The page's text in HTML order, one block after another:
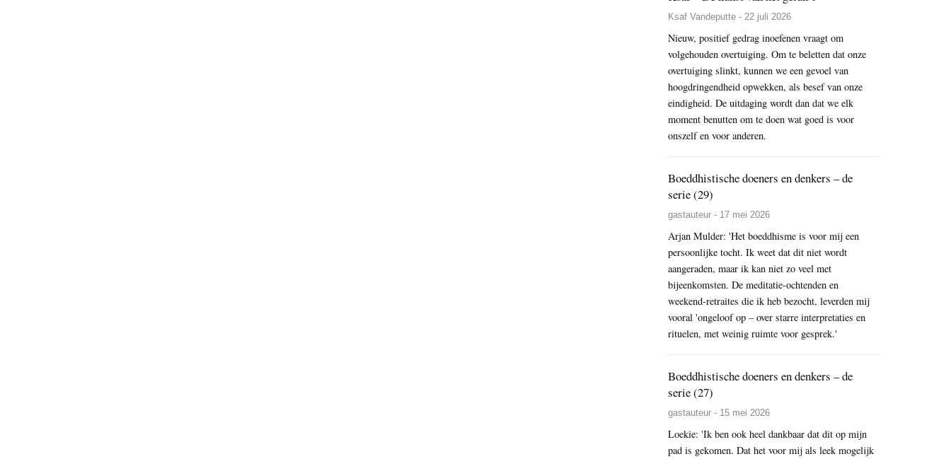
Ksaf Vandeputte - 22 juli 2026
Nieuw, positief gedrag inoefenen vraagt om
volgehouden overtuiging. Om te beletten dat onze
overtuiging slinkt, kunnen we een gevoel van
hoogdringendheid opwekken, als besef van onze
eindigheid. De uitdaging wordt dan dat we elk
moment benutten om te doen wat goed is voor
onszelf en voor anderen.
Boeddhistische doeners en denkers – de
serie (29)
gastauteur - 17 mei 2026
Arjan Mulder: 'Het boeddhisme is voor mij een
persoonlijke tocht. Ik weet dat dit niet wordt
aangeraden, maar ik kan niet zo veel met
bijeenkomsten. De meditatie-ochtenden en
weekend-retraites die ik heb bezocht, leverden mij
vooral 'ongeloof op – over starre interpretaties en
rituelen, met weinig ruimte voor gesprek.'
Boeddhistische doeners en denkers – de
serie (27)
gastauteur - 15 mei 2026
Loekie: 'Ik ben ook heel dankbaar dat dit op mijn
pad is gekomen. Dat het voor mij als leek mogelijk